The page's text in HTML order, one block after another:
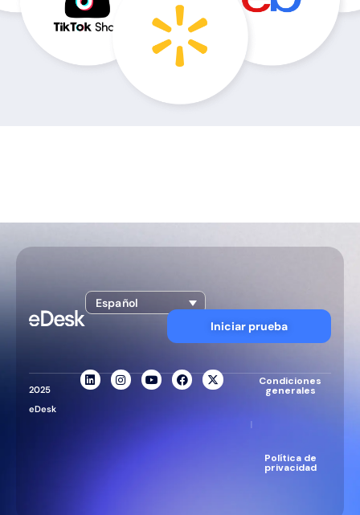
Español
Iniciar prueba
2025
eDesk
Condiciones
generales
|
Política de
privacidad